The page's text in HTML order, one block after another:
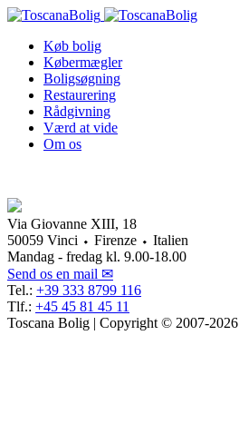
Køb bolig
Købermægler
Boligsøgning
Restaurering
Rådgivning
Værd at vide
Om os
Via Giovanne XIII, 18
50059 Vinci ⬩ Firenze ⬩ Italien
Mandag - fredag kl. 9.00-18.00
Send os en mail ✉
Tel.: +39 333 8799 116
Tlf.: +45 45 81 45 11
Toscana Bolig | Copyright © 2007-2026